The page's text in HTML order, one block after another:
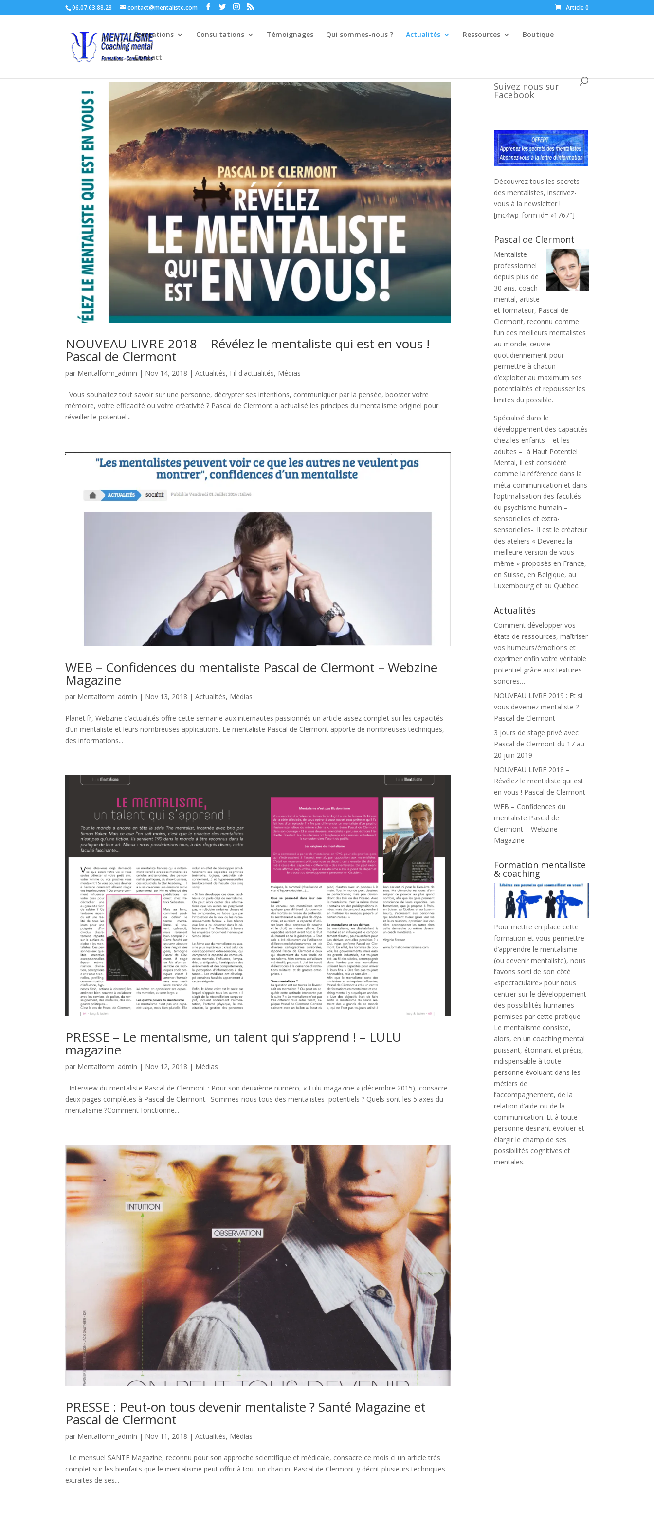
06.07.63.88.28 contact@mentaliste.com Article 0
Formations Consultations Témoignages Qui sommes-nous ? Actualités Ressources Boutique
Contact
NOUVEAU LIVRE 2018 – Révélez le mentaliste qui est en vous !
Pascal de Clermont
par Mentalform_admin | Nov 14, 2018 |Actualités, Fil d'actualités, Médias
Vous souhaitez tout savoir sur une personne, décrypter ses intentions, communiquer par la pensée, booster votre
mémoire, votre efficacité ou votre créativité ? Pascal de Clermont a actualisé les principes du mentalisme originel pour
réveiller le potentiel...
WEB – Confidences du mentaliste Pascal de Clermont – Webzine
Magazine
par Mentalform_admin | Nov 13, 2018 |Actualités, Médias
Planet.fr, Webzine d’actualités offre cette semaine aux internautes passionnés un article assez complet sur les capacités
d’un mentaliste et leurs nombreuses applications. Le mentaliste Pascal de Clermont apporte de nombreuses techniques,
des informations...
PRESSE – Le mentalisme, un talent qui s’apprend ! – LULU
magazine
par Mentalform_admin | Nov 12, 2018 | Médias
Interview du mentaliste Pascal de Clermont : Pour son deuxième numéro, « Lulu magazine » (décembre 2015), consacre
deux pages complètes à Pascal de Clermont. Sommes-nous tous des mentalistes potentiels ? Quels sont les 5 axes du
mentalisme ?Comment fonctionne...
PRESSE : Peut-on tous devenir mentaliste ? Santé Magazine et
Pascal de Clermont
par Mentalform_admin | Nov 11, 2018 |Actualités, Médias
Le mensuel SANTE Magazine, reconnu pour son approche scientifique et médicale, consacre ce mois ci un article très
complet sur les bienfaits que le mentalisme peut offrir à tout un chacun. Pascal de Clermont y décrit plusieurs techniques
extraites de ses...
Suivez nous sur
Facebook
Découvrez tous les secrets
des mentalistes, inscrivez-
vous à la newsletter !
[mc4wp_form id= »1767″]
Pascal de Clermont
Mentaliste
professionnel
depuis plus de
30 ans, coach
mental, artiste
et formateur, Pascal de
Clermont, reconnu comme
l’un des meilleurs mentalistes
au monde, œuvre
quotidiennement pour
permettre à chacun
d’exploiter au maximum ses
potentialités et repousser les
limites du possible.
Spécialisé dans le
développement des capacités
chez les enfants – et les
adultes – à Haut Potentiel
Mental, il est considéré
comme la référence dans la
méta-communication et dans
l’optimalisation des facultés
du psychisme humain –
sensorielles et extra-
sensorielles-. Il est le créateur
des ateliers « Devenez la
meilleure version de vous-
même » proposés en France,
en Suisse, en Belgique, au
Luxembourg et au Québec.
Actualités
Comment développer vos
états de ressources, maîtriser
vos humeurs/émotions et
exprimer enfin votre véritable
potentiel grâce aux textures
sonores…
NOUVEAU LIVRE 2019 : Et si
vous deveniez mentaliste ?
Pascal de Clermont
3 jours de stage privé avec
Pascal de Clermont du 17 au
20 juin 2019
NOUVEAU LIVRE 2018 –
Révélez le mentaliste qui est
en vous ! Pascal de Clermont
WEB – Confidences du
mentaliste Pascal de
Clermont – Webzine
Magazine
Formation mentaliste
& coaching
Pour mettre en place cette
formation et vous permettre
d’apprendre le mentalisme
(ou devenir mentaliste), nous
l’avons sorti de son côté
«spectaculaire» pour nous
centrer sur le développement
des possibilités humaines
permises par cette pratique.
Le mentalisme consiste,
alors, en un coaching mental
puissant, étonnant et précis,
indispensable à toute
personne évoluant dans les
métiers de
l’accompagnement, de la
relation d’aide ou de la
communication. Et à toute
personne désirant évoluer et
élargir le champ de ses
possibilités cognitives et
mentales.